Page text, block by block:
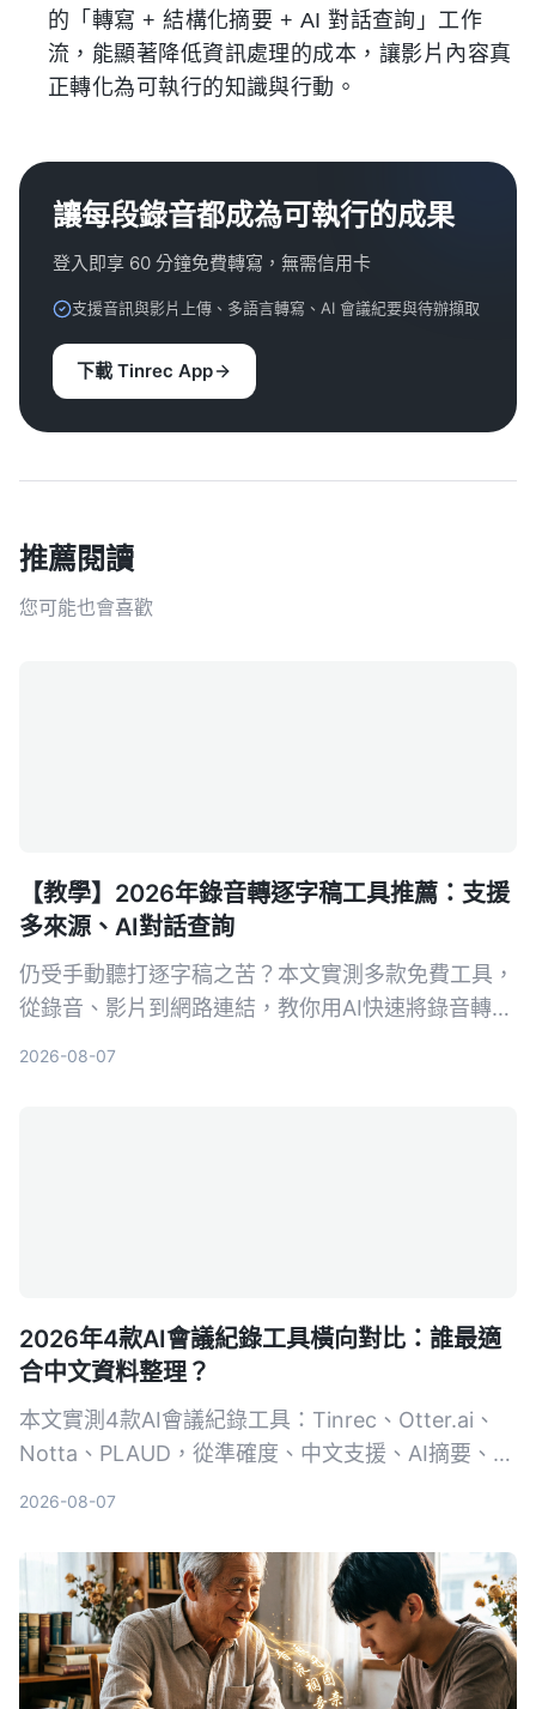
的「轉寫 + 結構化摘要 + AI 對話查詢」工作
流，能顯著降低資訊處理的成本，讓影片內容真
正轉化為可執行的知識與行動。
讓每段錄音都成為可執行的成果
登入即享 60 分鐘免費轉寫，無需信用卡
支援音訊與影片上傳、多語言轉寫、AI 會議紀要與待辦擷取
下載 Tinrec App
推薦閱讀
您可能也會喜歡
【教學】2026年錄音轉逐字稿工具推薦：支援
多來源、AI對話查詢
仍受手動聽打逐字稿之苦？本文實測多款免費工具，
從錄音、影片到網路連結，教你用AI快速將錄音轉為
2026-08-07
2026年4款AI會議紀錄工具橫向對比：誰最適
合中文資料整理？
本文實測4款AI會議紀錄工具：Tinrec、Otter.ai、
Notta、PLAUD，從準確度、中文支援、AI摘要、多
2026-08-07